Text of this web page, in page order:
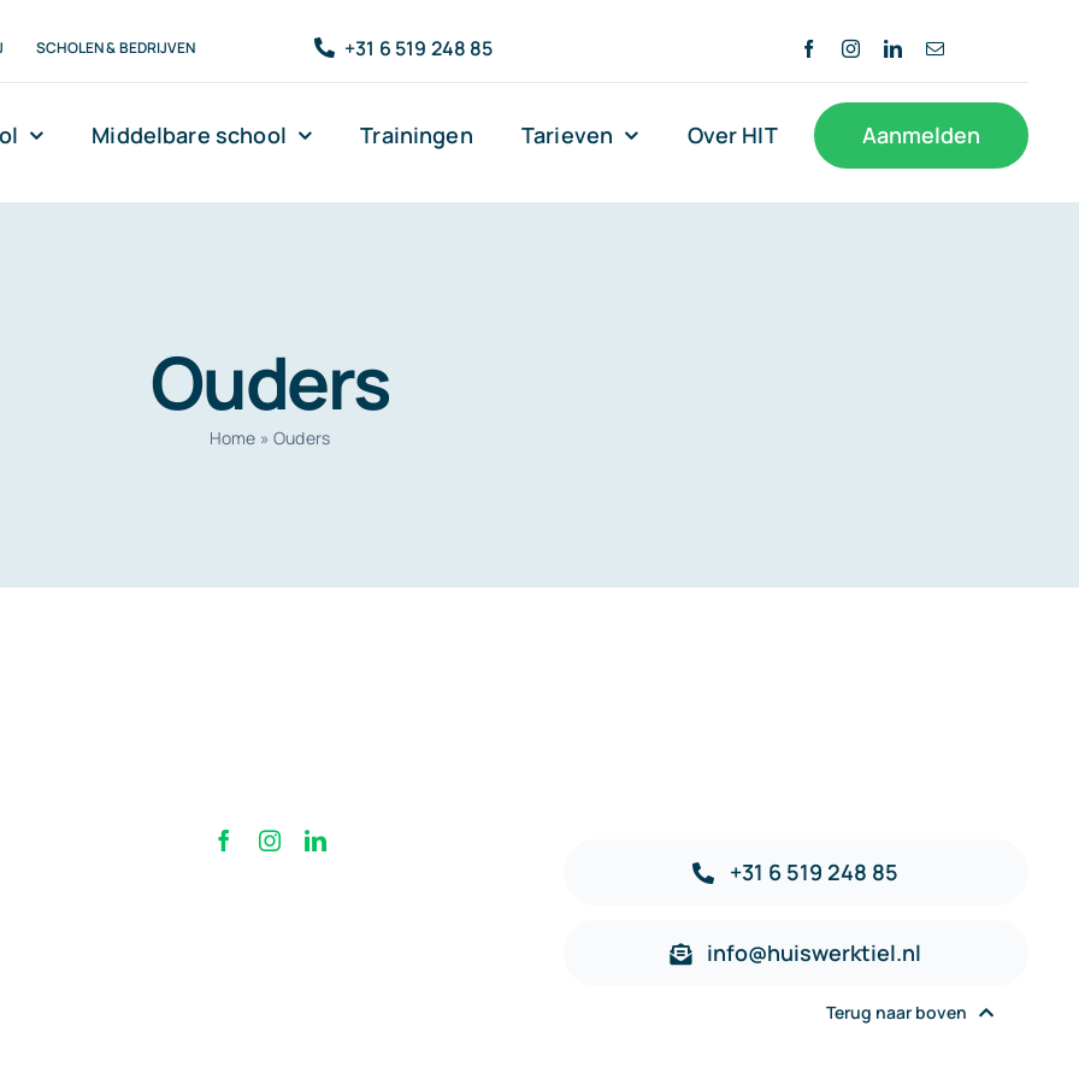
SCHOLEN & BEDRIJVEN +31 6 519 248 85
Middelbare school Trainingen Tarieven Over HIT Aanmelden
Ouders
Home »Ouders
+31 6 519 248 85
info@huiswerktiel.nl
Terug naar boven